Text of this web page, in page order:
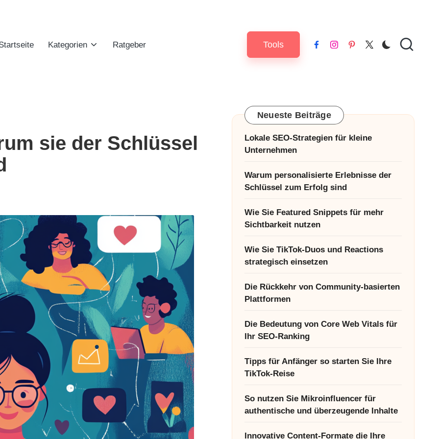
Kategorien Ratgeber Tools FacebookInstagramPinterest
X
sie der Schlüssel
Neueste Beiträge
Lokale SEO-Strategien für kleine
Unternehmen
Warum personalisierte Erlebnisse der
Schlüssel zum Erfolg sind
Wie Sie Featured Snippets für mehr
Sichtbarkeit nutzen
Wie Sie TikTok-Duos und Reactions
strategisch einsetzen
Die Rückkehr von Community-basierten
Plattformen
Die Bedeutung von Core Web Vitals für
Ihr SEO-Ranking
Tipps für Anfänger so starten Sie Ihre
TikTok-Reise
So nutzen Sie Mikroinfluencer für
authentische und überzeugende Inhalte
Innovative Content-Formate die Ihre